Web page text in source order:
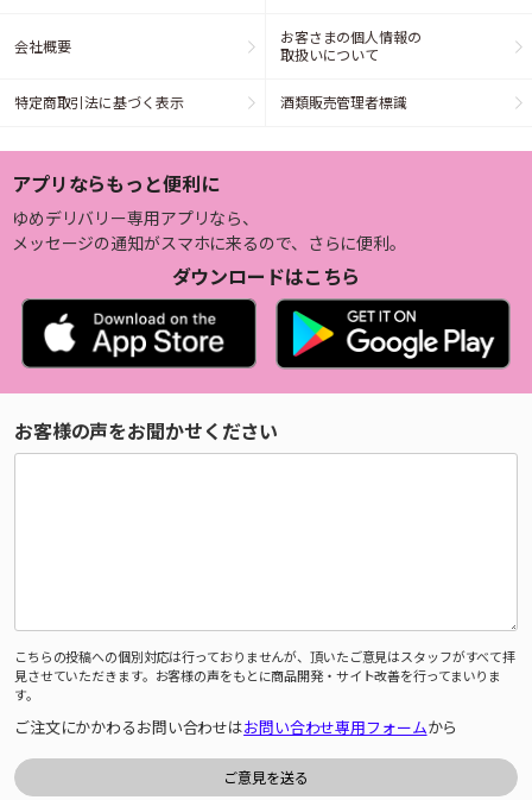
会社概要
お客さまの個人情報の
取扱いについて
特定商取引法に基づく表示 酒類販売管理者標識
アプリならもっと便利に
ゆめデリバリー専用アプリなら、
メッセージの通知がスマホに来るので、さらに便利。
ダウンロードはこちら
お客様の声をお聞かせください
こちらの投稿への個別対応は行っておりませんが、頂いたご意見はスタッフがすべて拝
見させていただきます。お客様の声をもとに商品開発・サイト改善を行ってまいりま
す。
ご注文にかかわるお問い合わせはお問い合わせ専用フォームから